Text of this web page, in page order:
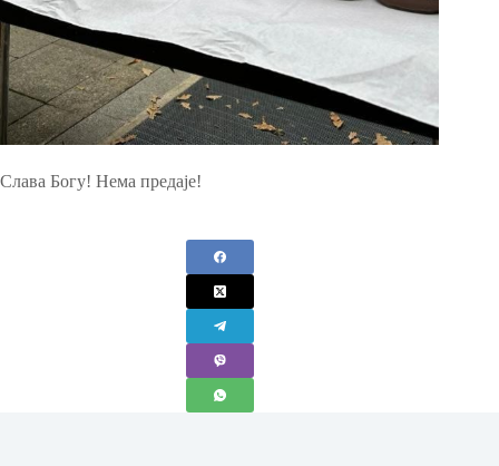
Слава Богу! Нема предаје!